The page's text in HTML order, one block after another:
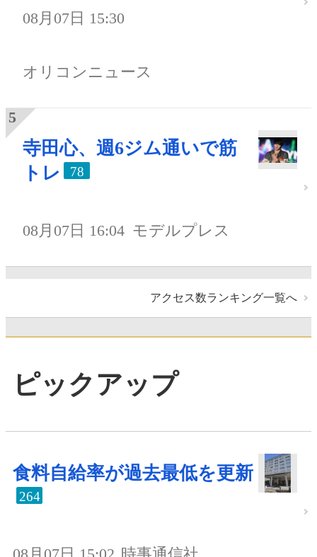
08月07日 15:30
オリコンニュース
寺田心、週6ジム通いで筋
トレ
78
08月07日 16:04 モデルプレス
アクセス数ランキング一覧へ
ピックアップ
食料自給率が過去最低を更新
264